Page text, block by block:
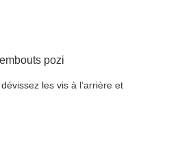
pozi
les vis à l’arrière et